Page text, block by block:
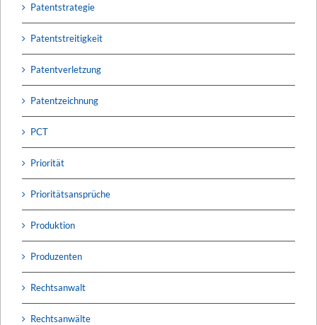
Patentstrategie
Patentstreitigkeit
Patentverletzung
Patentzeichnung
PCT
Priorität
Prioritätsansprüche
Produktion
Produzenten
Rechtsanwalt
Rechtsanwälte